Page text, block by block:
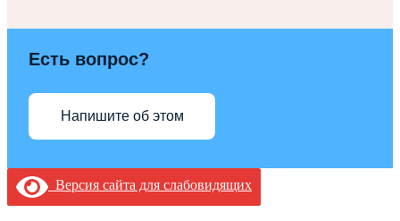
Есть вопрос?
Напишите об этом
Версия сайта для слабовидящих